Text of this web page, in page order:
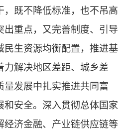
，既不降低标准，也不吊高
出重点，又完善制度、引导
民生资源均衡配置，推进基
力解决地区差距、城乡差
量发展中扎实推进共同富
和安全。深入贯彻总体国家
经济金融、产业链供应链等